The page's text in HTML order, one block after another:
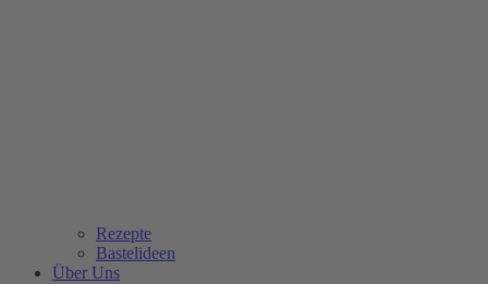
Rezepte
Bastelideen
Über Uns